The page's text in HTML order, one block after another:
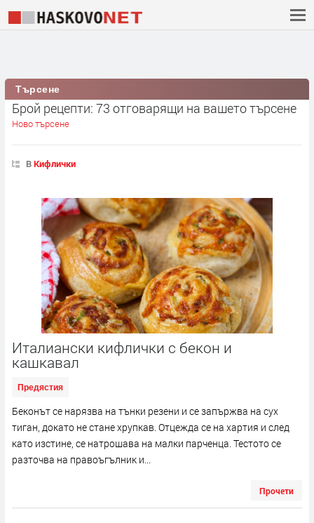
Търсене
Брой рецепти: 73 отговарящи на вашето търсене
Ново търсене
ВКифлички
Италиански кифлички с бекон и
кашкавал
Предястия
Беконът се нарязва на тънки резени и се запържва на сух
тиган, докато не стане хрупкав. Отцежда се на хартия и след
като изстине, се натрошава на малки парченца. Тестото се
разточва на правоъгълник и...
Прочети